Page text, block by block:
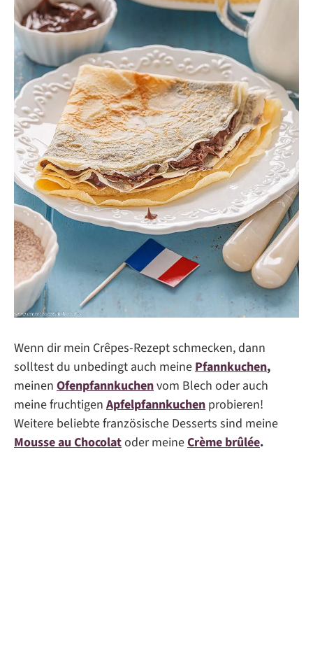
Wenn dir mein Crêpes-Rezept schmecken, dann
solltest du unbedingt auch meinePfannkuchen,
meinen Ofenpfannkuchenvom Blech oder auch
meine fruchtigen Apfelpfannkuchen probieren!
Weitere beliebte französische Desserts sind meine
Mousse au Chocolatoder meineCrème brûlée.